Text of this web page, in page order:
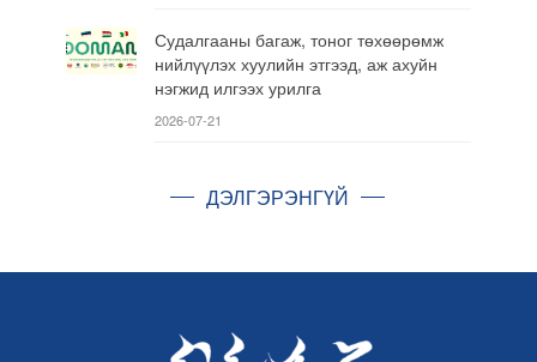
Судалгааны багаж, тоног төхөөрөмж
нийлүүлэх хуулийн этгээд, аж ахуйн
нэгжид илгээх урилга
2026-07-21
ДЭЛГЭРЭНГҮЙ